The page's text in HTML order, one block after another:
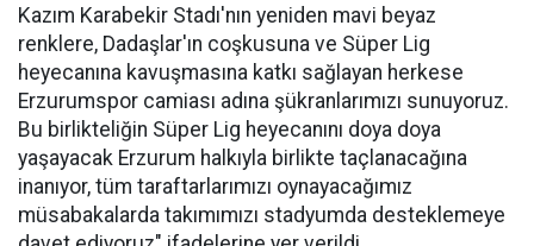
Kazım Karabekir Stadı'nın yeniden mavi beyaz
renklere, Dadaşlar'ın coşkusuna ve Süper Lig
heyecanına kavuşmasına katkı sağlayan herkese
Erzurumspor camiası adına şükranlarımızı sunuyoruz.
Bu birlikteliğin Süper Lig heyecanını doya doya
yaşayacak Erzurum halkıyla birlikte taçlanacağına
inanıyor, tüm taraftarlarımızı oynayacağımız
müsabakalarda takımımızı stadyumda desteklemeye